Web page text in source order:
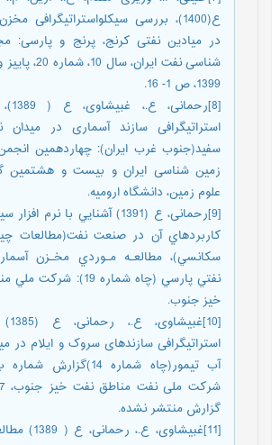
ع(1400)، بررسی سیکلواستراتیگرافی
در میادین نفتی کرنج، پرنج و پارسی:
شناسی نفت ایران، سال
1399، ص 1- 16.
استراتیگرافی سازند آسماری در میدان
سفید(جنوب غرب ایران): چهاردهمین
زمین شناسی ایران و بیست و هشتمین
علوم زمین، دانشگاه ارومیه.
[9]رحمانی، ع (1391) آشنايي با نرم
کاربردهاي آن در صنعت نفت(مطالعات
سکانسي)، مطالعـه مـوردي مخـزن
نفتي پارسي (چاه شماره 19):
خيز جنوب.
استراتیگرافی سازندهای سروک و ایلام در
گزارش منتشر نشده.
[11]غبیشاوی، ع.،